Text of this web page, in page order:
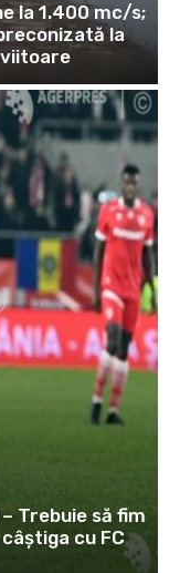
la 1.400 mc/s;
la
Trebuie să fim
cu FC